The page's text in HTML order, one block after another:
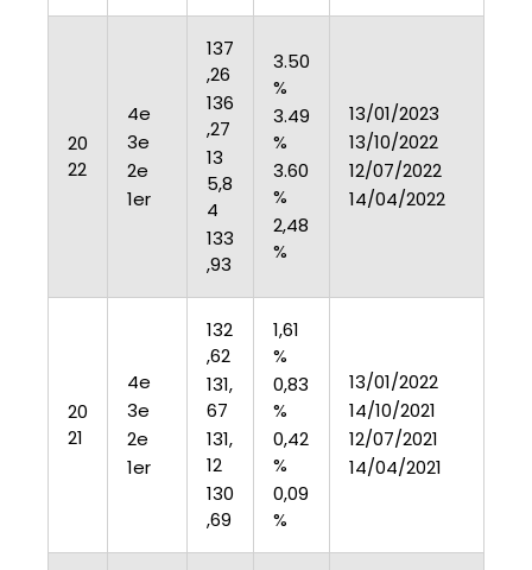
20
22
4e
3e
2e
1er
137
,26
136
,27
13
5,8
4
133
,93
3.50
%
3.49
%
3.60
%
2,48
%
13/01/2023
13/10/2022
12/07/2022
14/04/2022
20
21
4e
3e
2e
1er
132
,62
131,
67
131,
12
130
,69
1,61
%
0,83
%
0,42
%
0,09
%
13/01/2022
14/10/2021
12/07/2021
14/04/2021